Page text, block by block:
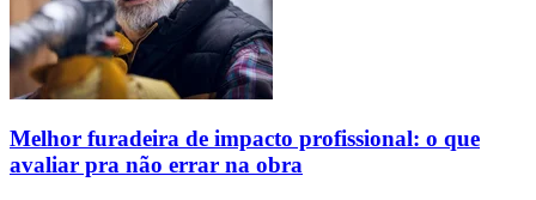
Melhor furadeira de impacto profissional: o que
avaliar pra não errar na obra